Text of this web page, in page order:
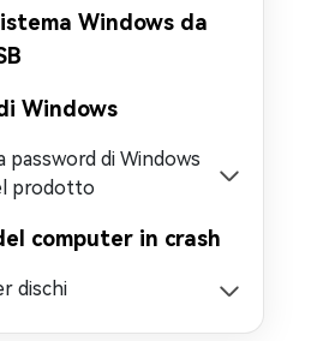
Windows da
Windows
password di Windows
prodotto
computer in crash
dischi